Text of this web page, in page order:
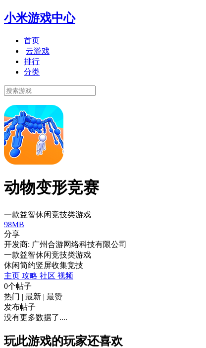
小米游戏中心
首页
云游戏
排行
分类
动物变形竞赛
一款益智休闲竞技类游戏
98MB
分享
开发商: 广州合游网络科技有限公司
一款益智休闲竞技类游戏
休闲简约竖屏收集竞技
主页 攻略 社区 视频
0个帖子
热门 | 最新 | 最赞
发布帖子
没有更多数据了....
玩此游戏的玩家还喜欢